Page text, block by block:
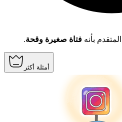
بأنه فتاة صغيرة وقحة.
أمثلة أكثر